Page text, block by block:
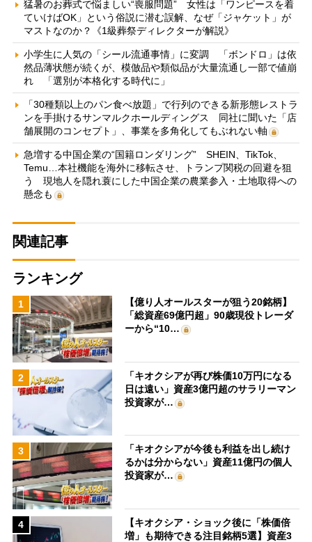
猛暑のお葬式で悩ましい“喪服問題” 女性は「ワンピースを着
ていけばOK」という俗説に潜む誤解、なぜ「ジャケット」が
マストなのか？《1級葬祭ディレクターが解説》
小学生に人気の「シール流通事情」に変調 「ボンドロ」は依
然品薄状態が続くが、模倣品や類似品が大量流通し一部で値崩
れ 「選別が本格化する時代に」
「30種類以上のパン食べ放題」で行列のできる新形態レストラ
ンを手掛けるサンマルクホールディングス 同社に聞いた「店
舗展開のコンセプト」、事業を多角化してもぶれない軸
急増する中国企業の“国籍ロンダリング” SHEIN、TikTok、
Temu…本社機能を海外に移転させ、トランプ関税の回避を狙
う 現地人を隠れ蓑にした中国企業の農業参入・土地取得への
懸念も
関連記事
ランキング
1
【億り人オールスターが狙う20銘柄】
「総資産69億円超」90歳現役トレーダ
ーから“10…
2
「キオクシアが再び株価10万円になる
日は遠い」資産3億円超のサラリーマン
投資家が…
3
「キオクシアが今後も利益を出し続け
るかは分からない」資産11億円の個人
投資家が…
4
【キオクシア・ショック後に「株価倍
増」も期待できる注目銘柄5選】資産3